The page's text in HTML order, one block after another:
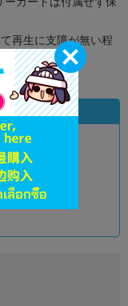
再生に支障が無い程